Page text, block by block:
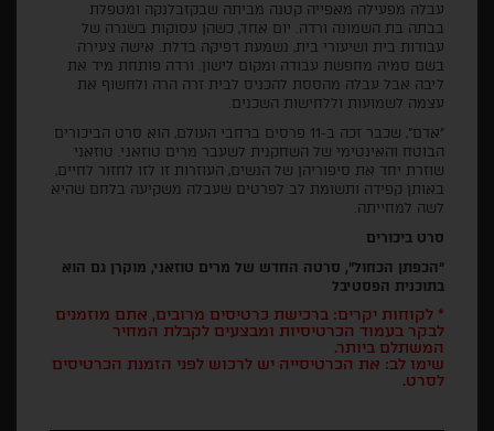
עבלה מפעילה מאפייה קטנה מביתה שבקזבלנקה ומטפלת
בבתה בת השמונה ורדה. יום אחד, כשהן עסוקות בשגרה של
עבודות בית ושיעורי בית, נשמעת דפיקה בדלת. אישה צעירה
בשם סמיה מחפשת עבודה ומקום לישון. ורדה פותחת מיד את
ליבה אבל עבלה מהססת להכניס לבית זרה הרה ולחשוף את
עצמה לשמועות וללחישות השכנים.
"אדם", שכבר זכה ב-11 פרסים ברחבי העולם, הוא סרט הביכורים
הבוטח והאינטימי של השחקנית לשעבר מרים טוזאני. טוזאני
שוזרת יחד את סיפוריהן של הנשים, העוזרות זו לזו לחזור לחיים,
באותן קפידה ותשומת לב לפרטים שעבלה משקיעה בלחם שהיא
לשה למחייתה.
סרט ביכורים
"הכפתן הכחול", סרטה החדש של מרים טוזאני, מוקרן גם הוא
בתוכנית הפסטיבל
* לקוחות יקרים: ברכישת כרטיסים מרובים, אתם מוזמנים
לבקר בעמוד הכרטיסיות ומבצעים לקבלת המחיר
המשתלם ביותר.
שימו לב: את הכרטיסייה יש לרכוש לפני הזמנת הכרטיסים
לסרט.